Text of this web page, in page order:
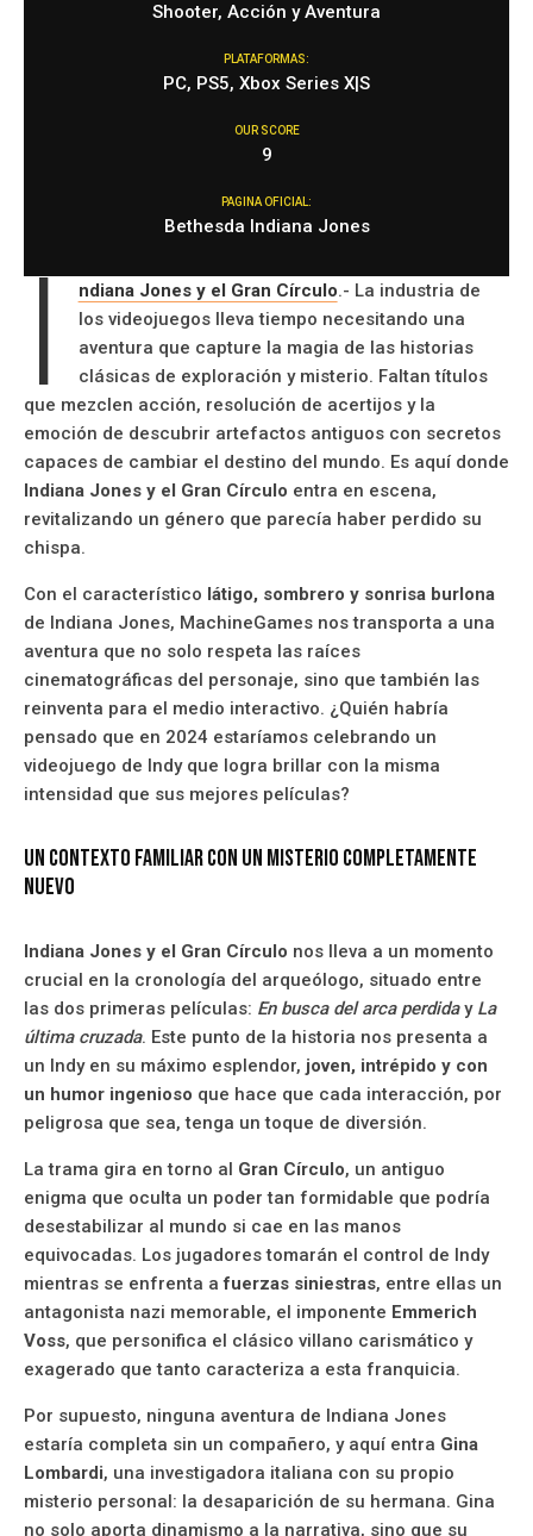
Shooter, Acción y Aventura
PLATAFORMAS:
PC, PS5, Xbox Series X|S
OUR SCORE
9
PAGINA OFICIAL:
Bethesda Indiana Jones
I ndiana Jones y el Gran Círculo.- La industria de
los videojuegos lleva tiempo necesitando una
aventura que capture la magia de las historias
clásicas de exploración y misterio. Faltan títulos
que mezclen acción, resolución de acertijos y la
emoción de descubrir artefactos antiguos con secretos
capaces de cambiar el destino del mundo. Es aquí donde
Indiana Jones y el Gran Círculo entra en escena,
revitalizando un género que parecía haber perdido su
chispa.
Con el característico látigo, sombrero y sonrisa burlona
de Indiana Jones, MachineGames nos transporta a una
aventura que no solo respeta las raíces
cinematográficas del personaje, sino que también las
reinventa para el medio interactivo. ¿Quién habría
pensado que en 2024 estaríamos celebrando un
videojuego de Indy que logra brillar con la misma
intensidad que sus mejores películas?
Un contexto familiar con un misterio completamente
nuevo
Indiana Jones y el Gran Círculo nos lleva a un momento
crucial en la cronología del arqueólogo, situado entre
las dos primeras películas: En busca del arca perdiday La
última cruzada. Este punto de la historia nos presenta a
un Indy en su máximo esplendor, joven, intrépido y con
un humor ingenioso que hace que cada interacción, por
peligrosa que sea, tenga un toque de diversión.
La trama gira en torno al Gran Círculo, un antiguo
enigma que oculta un poder tan formidable que podría
desestabilizar al mundo si cae en las manos
equivocadas. Los jugadores tomarán el control de Indy
mientras se enfrenta afuerzas siniestras, entre ellas un
antagonista nazi memorable, el imponente Emmerich
Voss, que personifica el clásico villano carismático y
exagerado que tanto caracteriza a esta franquicia.
Por supuesto, ninguna aventura de Indiana Jones
estaría completa sin un compañero, y aquí entra Gina
Lombardi, una investigadora italiana con su propio
misterio personal: la desaparición de su hermana. Gina
no solo aporta dinamismo a la narrativa, sino que su